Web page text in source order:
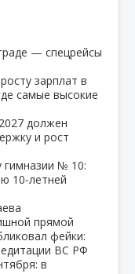
— спецрейсы
зарплат в
самые высокие
должен
и рост
гимназии № 10:
10‑летней
прямой
фейки:
ВС РФ
в